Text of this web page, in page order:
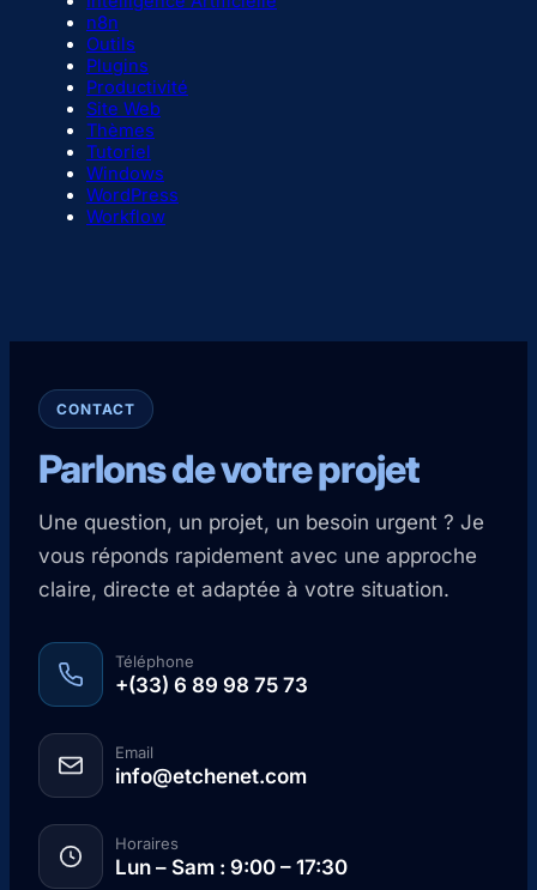
n8n
Outils
Plugins
Productivité
Site Web
Thèmes
Tutoriel
Windows
WordPress
Workflow
CONTACT
Parlons de votre projet
Une question, un projet, un besoin urgent ? Je
vous réponds rapidement avec une approche
claire, directe et adaptée à votre situation.
Téléphone
+(33) 6 89 98 75 73
Email
info@etchenet.com
Horaires
Lun – Sam : 9:00 – 17:30